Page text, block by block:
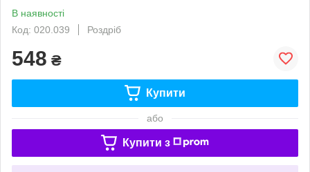
В наявності
Код: 020.039
Роздріб
548 ₴
Купити
або
Купити з